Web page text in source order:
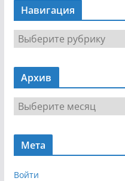
Навигация
Н
а
в
г
я
Архив
р
х
Мета
Войти